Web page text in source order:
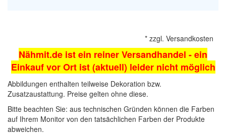
* zzgl. Versandkosten
Nähmit.de ist ein reiner Versandhandel - ein
Einkauf vor Ort ist (aktuell) leider nicht möglich
Abbildungen enthalten teilweise Dekoration bzw.
Zusatzaustattung. Preise gelten ohne diese.
Bitte beachten Sie: aus technischen Gründen können die Farben
auf Ihrem Monitor von den tatsächlichen Farben der Produkte
abweichen.